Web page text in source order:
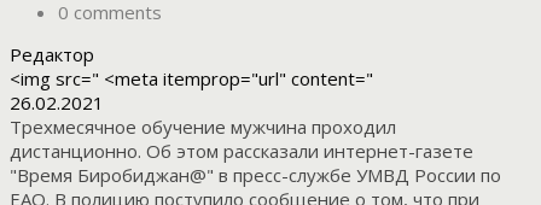
0 comments
Редактор
<img src=" <meta itemprop="url" content="
26.02.2021
Трехмесячное обучение мужчина проходил
дистанционно. Об этом рассказали интернет-газете
"Время Биробиджан@" в пресс-службе УМВД России по
ЕАО. В полицию поступило сообщение о том, что при